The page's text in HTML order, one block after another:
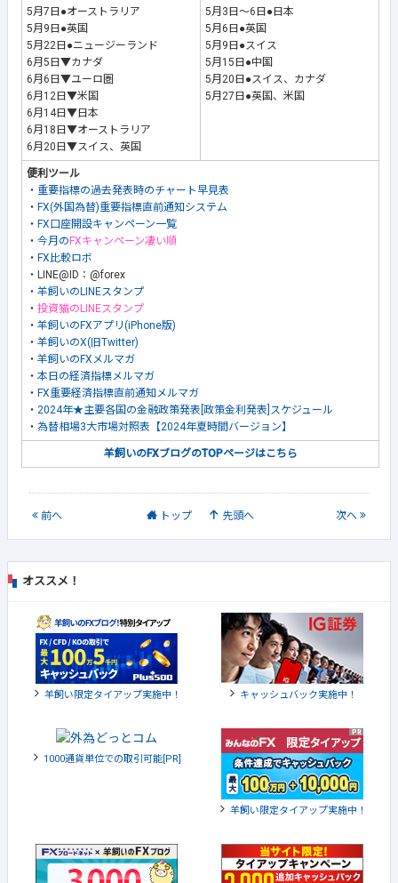
5月7日●オーストラリア
5月9日●英国
5月22日●ニュージーランド
6月5日▼カナダ
6月6日▼ユーロ圏
6月12日▼米国
6月14日▼日本
6月18日▼オーストラリア
6月20日▼スイス、英国
5月3日～6日●日本
5月6日●英国
5月9日●スイス
5月15日●中国
5月20日●スイス、カナダ
5月27日●英国、米国
便利ツール
・ 重要指標の過去発表時のチャート早見表
・ FX(外国為替)重要指標直前通知システム
・ FX口座開設キャンペーン一覧
・ 今月の FXキャンペーン凄い順
・ FX比較ロボ
・LINE@ID：@forex
・ 羊飼いのLINEスタンプ
・ 投資猫のLINEスタンプ
・ 羊飼いのFXアプリ(iPhone版)
・ 羊飼いのX(旧Twitter)
・ 羊飼いのFXメルマガ
・ 本日の経済指標メルマガ
・ FX重要経済指標直前通知メルマガ
・ 2024年★主要各国の金融政策発表[政策金利発表]スケジュール
・ 為替相場3大市場対照表【2024年夏時間バージョン】
羊飼いのFXブログのTOPページはこちら
前へ トップ 先頭へ 次へ
オススメ！
羊飼い限定タイアップ実施中！ キャッシュバック実施中！
1000通貨単位での取引可能[PR]
羊飼い限定タイアップ実施中！